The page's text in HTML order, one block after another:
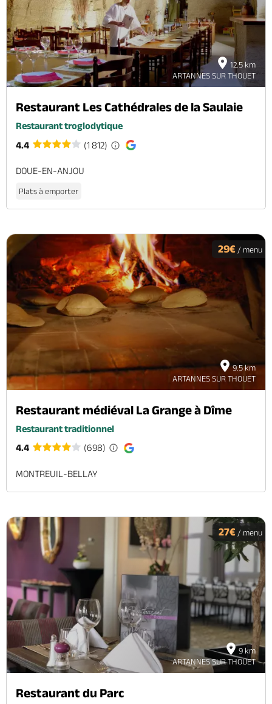
12.5 km
ARTANNES SUR THOUET
Restaurant Les Cathédrales de la Saulaie
Restaurant troglodytique
4.4
(1 812)
DOUE-EN-ANJOU
Plats à emporter
9.5 km
ARTANNES SUR THOUET
29€ / menu
Restaurant médiéval La Grange à Dîme
Restaurant traditionnel
4.4
(698)
MONTREUIL-BELLAY
9 km
ARTANNES SUR THOUET
27€ / menu
Restaurant du Parc